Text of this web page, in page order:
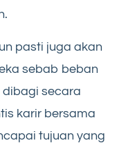
pasti juga akan
sebab beban
dibagi secara
karir bersama
tujuan yang